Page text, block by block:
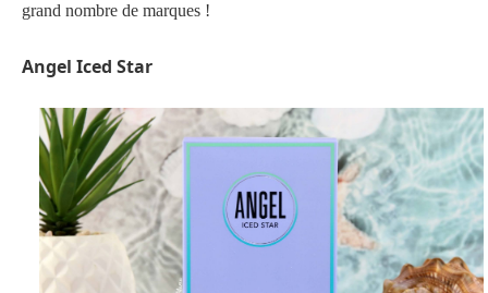
grand nombre de marques !
Angel Iced Star